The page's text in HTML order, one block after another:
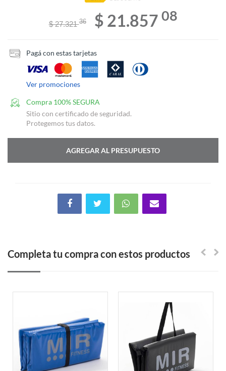
$ 27.32136 $ 21.857 08
Pagá con estas tarjetas
Ver promociones
Compra 100% SEGURA
Sitio con certificado de seguridad.
Protegemos tus datos.
AGREGAR AL PRESUPUESTO
Completa tu compra con estos productos